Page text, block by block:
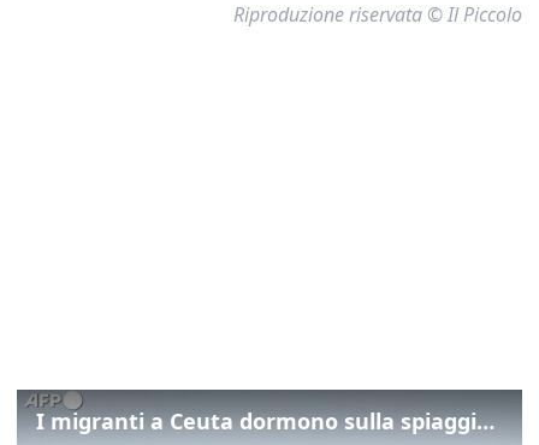
Riproduzione riservata © Il Piccolo
I migranti a Ceuta dormono sulla spiaggia: "Vogliamo entrare in Europa"